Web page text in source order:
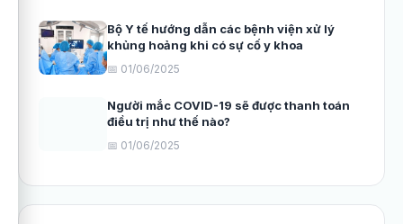
Bộ Y tế hướng dẫn các bệnh viện xử lý
khủng hoảng khi có sự cố y khoa
📅 01/06/2025
Người mắc COVID-19 sẽ được thanh toán
điều trị như thế nào?
📅 01/06/2025